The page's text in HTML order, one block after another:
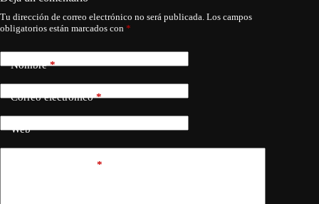
Tu dirección de correo electrónico no será publicada. Los campos
obligatorios están marcados con *
Nombre*
Correo electrónico*
Web
*